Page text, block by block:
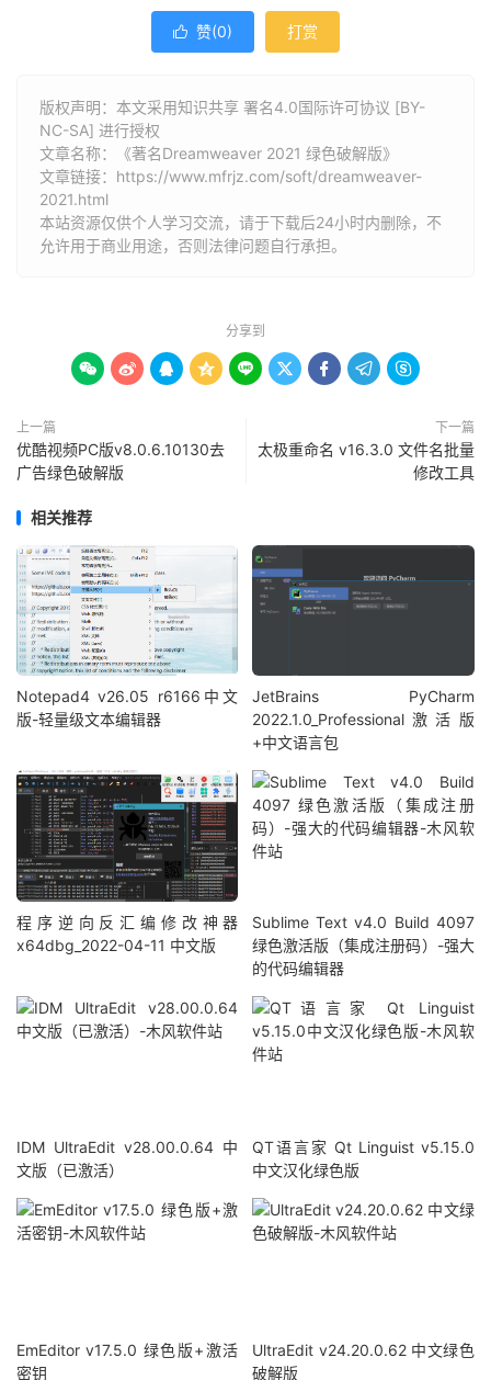
 赞(0) 打赏
版权声明：本文采用知识共享 署名4.0国际许可协议 [BY-
NC-SA] 进行授权
文章名称：《著名Dreamweaver 2021 绿色破解版》
文章链接： https://www.mfrjz.com/soft/dreamweaver-
2021.html
本站资源仅供个人学习交流，请于下载后24小时内删除，不
允许用于商业用途，否则法律问题自行承担。
分享到
        
上一篇
优酷视频PC版v8.0.6.10130去
广告绿色破解版
下一篇
太极重命名 v16.3.0 文件名批量
修改工具
相关推荐
Notepad4 v26.05 r6166中文
版-轻量级文本编辑器
JetBrains PyCharm
2022.1.0_Professional激活版
+中文语言包
程序逆向反汇编修改神器
x64dbg_2022-04-11 中文版
Sublime Text v4.0 Build 4097
绿色激活版（集成注册码）-强大
的代码编辑器
IDM UltraEdit v28.00.0.64 中
文版（已激活）
QT语言家 Qt Linguist v5.15.0
中文汉化绿色版
EmEditor v17.5.0 绿色版+激活
密钥
UltraEdit v24.20.0.62 中文绿色
破解版